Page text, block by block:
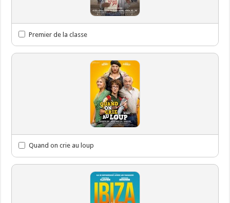
Premier de la classe
Quand on crie au loup